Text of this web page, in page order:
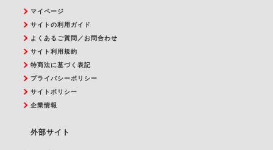
マイページ
サイトの利用ガイド
よくあるご質問／お問合わせ
サイト利用規約
特商法に基づく表記
プライバシーポリシー
サイトポリシー
企業情報
外部サイト